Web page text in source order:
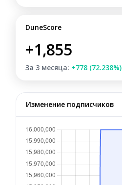
DuneScore
+1,855
За 3 месяца: +778 (72.238%)
Изменение подписчиков